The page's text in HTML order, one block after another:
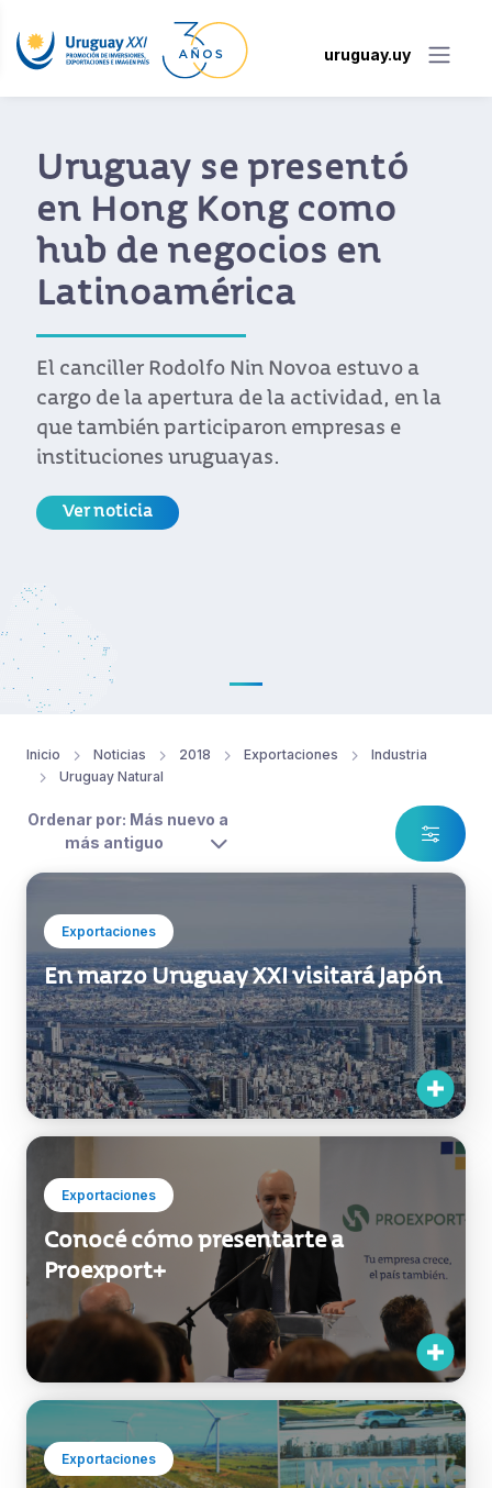
uruguay.uy
Uruguay se presentó
en Hong Kong como
hub de negocios en
Latinoamérica
El canciller Rodolfo Nin Novoa estuvo a
cargo de la apertura de la actividad, en la
que también participaron empresas e
instituciones uruguayas.
Ver noticia
Inicio Noticias 2018 Exportaciones
Industria
Uruguay Natural
Ordenar por: Más nuevo a
más antiguo
Exportaciones
En marzo Uruguay XXI visitará Japón
Exportaciones
Conocé cómo presentarte a
Proexport+
Exportaciones